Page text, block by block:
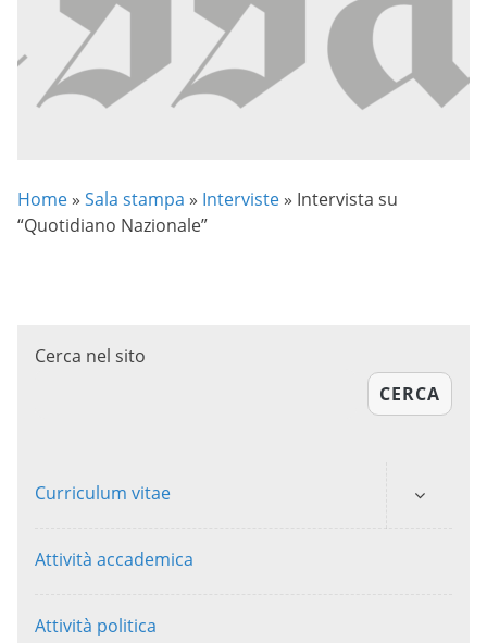
Home » Sala stampa » Interviste » Intervista su
“Quotidiano Nazionale”
Cerca nel sito
CERCA
Curriculum vitae
Attività accademica
Attività politica